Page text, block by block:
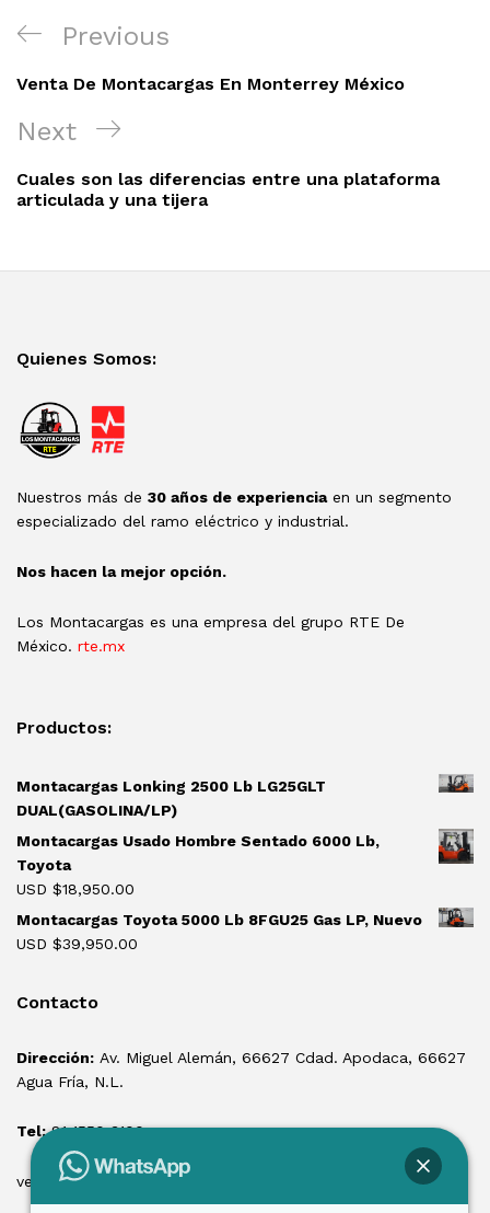
Navegación
entradas
Previous
Post
Previous
Venta De Montacargas En Monterrey México
Next
Post
Next
Cuales son las diferencias entre una plataforma
articulada y una tijera
Quienes Somos:
Nuestros más de 30 años de experienciaen un segmento
especializado del ramo eléctrico y industrial.
Nos hacen la mejor opción.
Los Montacargas es una empresa del grupo RTE De
México. rte.mx
Productos:
Montacargas Lonking 2500 Lb LG25GLT
DUAL(GASOLINA/LP)
Montacargas Usado Hombre Sentado 6000 Lb,
Toyota
USD $18,950.00
Montacargas Toyota 5000 Lb 8FGU25 Gas LP, Nuevo
USD $39,950.00
Contacto
Dirección: Av. Miguel Alemán, 66627 Cdad. Apodaca, 66627
Agua Fría, N.L.
Tel:81 1550 3100
ventas@losmontacargas.mx